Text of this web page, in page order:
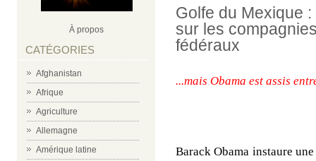
À propos
CATÉGORIES
Afghanistan
Afrique
Agriculture
Allemagne
Amérique latine
Golfe du Mexique
sur les
fédéraux
...mais Obama est assis
Barack Obama instaure